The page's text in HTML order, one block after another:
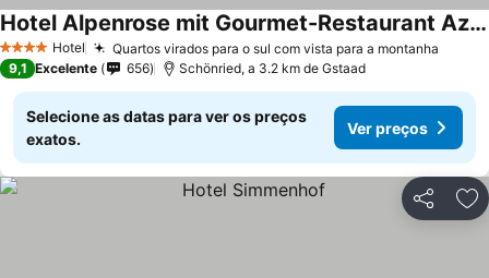
4 EstrelasHotel Quartos virados para o sul com vista para a montanha
Hotel Alpenrose mit Gourmet-Restaurant Azalée
Ver preços
9,1 Excelente 656 Schönried, a 3.2 km de Gstaad
Selecione as datas para ver os preços
exatos.
Ver preços
Partilhar